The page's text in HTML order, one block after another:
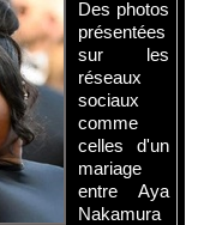
Des photos
présentées
sur les
réseaux
sociaux
comme
celles d'un
mariage
entre Aya
Nakamura